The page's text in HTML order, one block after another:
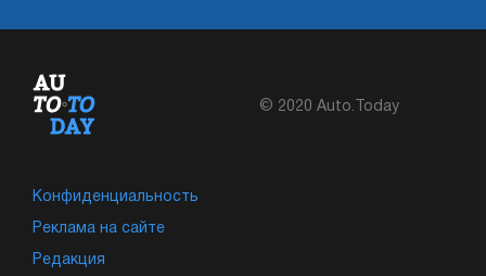
© 2020 Auto.Today
Конфиденциальность
Реклама на сайте
Редакция